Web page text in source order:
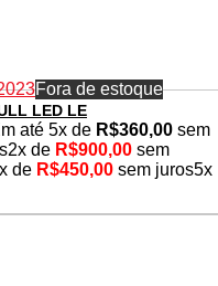
Fora de estoque
LED LE
até 5x de R$360,00 sem
2x de R$900,00 sem
de R$450,00 sem juros5x